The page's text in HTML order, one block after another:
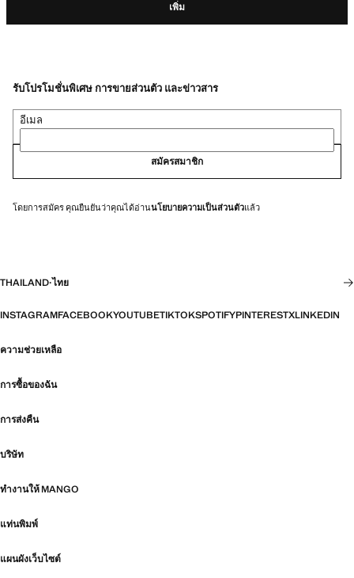
เพิ่ม
รับโปรโมชั่นพิเศษ การขายส่วนตัว และข่าวสาร
อีเมล
สมัครสมาชิก
โดยการสมัคร คุณยืนยันว่าคุณได้อ่านนโยบายความเป็นส่วนตัวแล้ว
THAILAND·ไทย
INSTAGRAMFACEBOOKYOUTUBETIKTOKSPOTIFYPINTERESTXLINKEDIN
ความช่วยเหลือ
การซื้อของฉัน
การส่งคืน
บริษัท
ทำงานให้ MANGO
แท่นพิมพ์
แผนผังเว็บไซต์